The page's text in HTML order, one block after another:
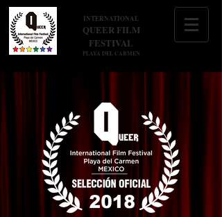
INTERNATIONAL
QUEER FILM
FESTIVAL
PLAYA DEL CARMEN